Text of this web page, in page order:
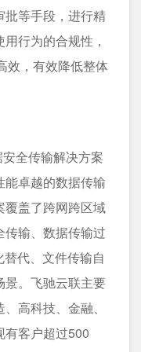
批等⼿段，进行精
⾏为的合规性，
效，有效降低整体
全传输解决方案
卓越的数据传输
覆盖了跨网跨区域
输、数据传输过
代、文件传输自
景。飞驰云联主要
高科技、金融、
有客户超过500